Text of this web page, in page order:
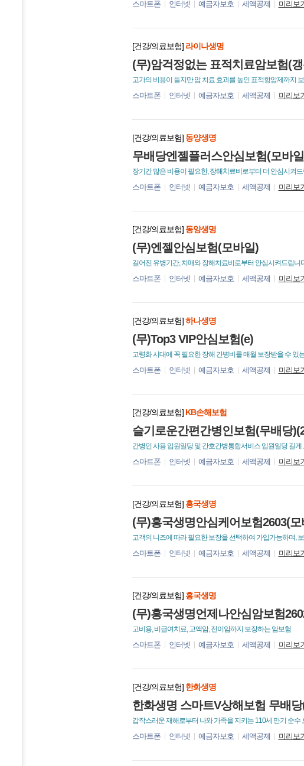
스마트폰 인터넷 예금자보호 세액공제 미리보
(무)암걱정없는 표적치료암보험(
[건강/의료보험] 라이나생명
고가의 비용이 들지만 암 치료 효과를 높인 표적항암제까지
스마트폰 인터넷 예금자보호 세액공제 미리보
무배당엔젤플러스안심보험(모바
[건강/의료보험] 동양생명
장기간 많은 비용이 필요한, 장해치료비로부터 더 안심시켜
스마트폰 인터넷 예금자보호 세액공제 미리보
(무)엔젤안심보험(모바일)
[건강/의료보험] 동양생명
길어진 유병기간, 치매와 장해치료비로부터 안심시켜드립니
스마트폰 인터넷 예금자보호 세액공제 미리보
(무)Top3 VIP안심보험(e)
[건강/의료보험]하나생명
고령화 시대에 꼭 필요한 장해 간병비를 매월 보장받을 수 있
스마트폰 인터넷 예금자보호 세액공제 미리보
슬기로운간편간병인보험(무배당
[건강/의료보험] KB손해보험
간병인 사용 입원일당 및 간호간병통합서비스 입원일당 길게
스마트폰 인터넷 예금자보호 세액공제 미리보
(무)흥국생명안심케어보험2603(모
[건강/의료보험] 흥국생명
고객의 니즈에 따라 필요한 보장을 선택하여 가입가능하며,
스마트폰 인터넷 예금자보호 세액공제 미리보
(무)흥국생명언제나안심암보험
[건강/의료보험] 흥국생명
고비용, 비급여치료, 고액암, 전이암까지 보장하는 암보험
스마트폰 인터넷 예금자보호 세액공제 미리보
한화생명 스마트V상해보험 무배당
[건강/의료보험] 한화생명
갑작스러운 재해로부터 나와 가족을 지키는 110세 만기 순수
스마트폰 인터넷 예금자보호 세액공제 미리보